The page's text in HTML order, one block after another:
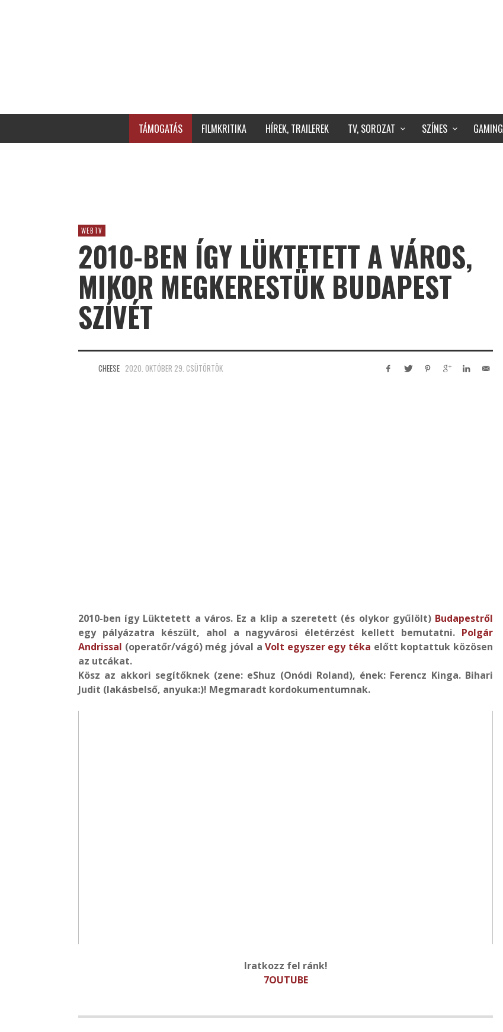
TÁMOGATÁS FILMKRITIKA HÍREK, TRAILEREK TV, SOROZAT SZÍNES GAMING
WEBTV
2010-BEN ÍGY LÜKTETETT A VÁROS,
MIKOR MEGKERESTÜK BUDAPEST
SZÍVÉT
CHEESE 2020. OKTÓBER 29. CSÜTÖRTÖK
2010-ben így Lüktetett a város. Ez a klip a szeretett (és olykor gyűlölt) Budapestről
egy pályázatra készült, ahol a nagyvárosi életérzést kellett bemutatni. Polgár
Andrissal (operatőr/vágó) még jóval aVolt egyszer egy téka előtt koptattuk közösen
az utcákat.
Kösz az akkori segítőknek (zene: eShuz (Onódi Roland), ének: Ferencz Kinga. Bihari
Judit (lakásbelső, anyuka:)! Megmaradt kordokumentumnak.
Iratkozz fel ránk!
7OUTUBE